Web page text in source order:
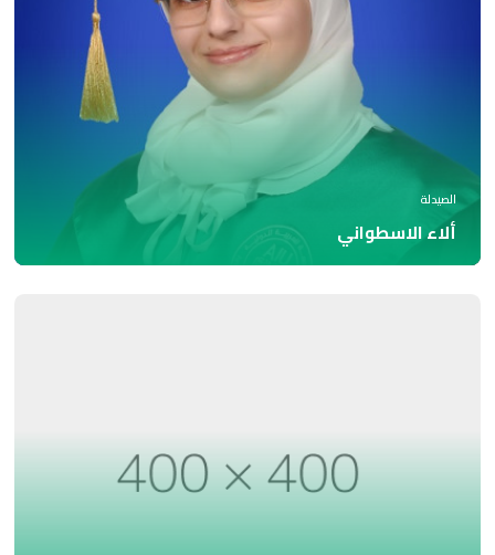
الصيدلة
ألاء الاسطواني